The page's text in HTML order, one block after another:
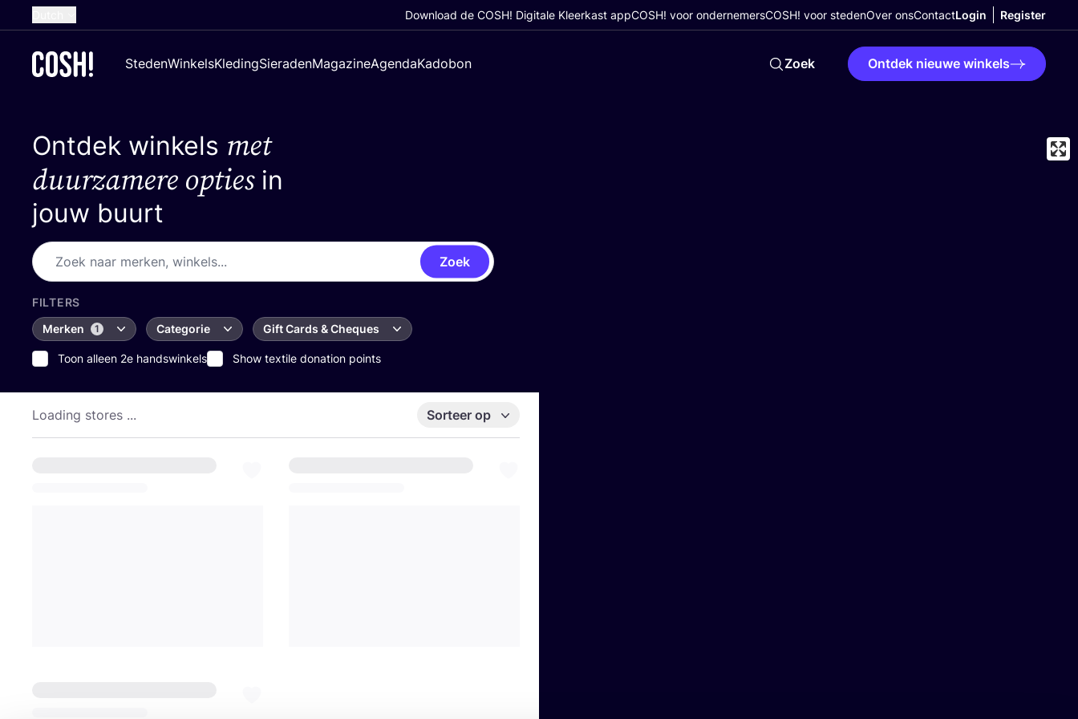
French
German
Croatian
Download de COSH! Digitale Kleerkast appCOSH! voor ondernemersCOSH! voor stedenOver onsContactLogin Register
StedenWinkelsKledingSieradenMagazineAgendaKadobon Zoek Ontdek nieuwe winkels
Ontdek winkels met
duurzamere optiesin
jouw buurt
Zoek
FILTERS
Merken
1 Categorie Gift Cards & Cheques
Toon alleen 2e handswinkels Show textile donation points
Loading stores ... Sorteer op